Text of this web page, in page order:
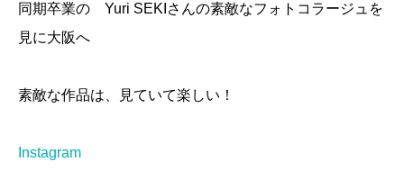
同期卒業の Yuri SEKIさんの素敵なフォトコラージュを
見に大阪へ
素敵な作品は、見ていて楽しい！
Instagram